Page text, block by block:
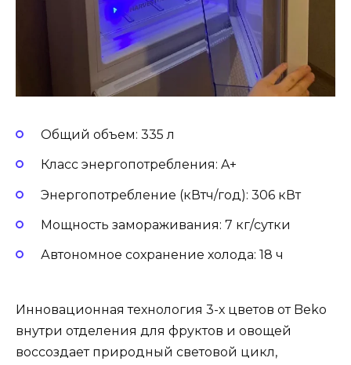
Общий объем: 335 л
Класс энергопотребления: A+
Энергопотребление (кВтч/год): 306 кВт
Мощность замораживания: 7 кг/сутки
Автономное сохранение холода: 18 ч
Инновационная технология 3-х цветов от Beko
внутри отделения для фруктов и овощей
воссоздает природный световой цикл,